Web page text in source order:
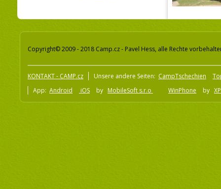
Copyright© 2009 - 2018 Camp.cz - Pavel Hess, alle Rechte
KONTAKT - CAMP.cz Unsere andere Seiten: CampTschechien
App: Android iOS by MobileSoft s.r.o WinPhone by